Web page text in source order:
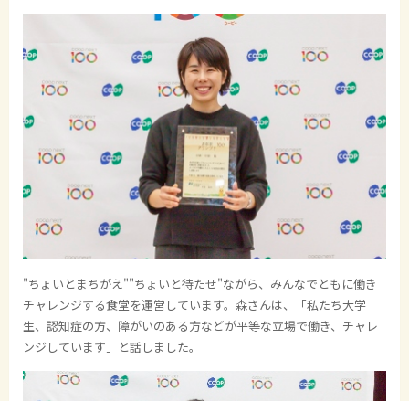
"ちょいとまちがえ""ちょいと待たせ"ながら、みんなでともに働き
チャレンジする食堂を運営しています。森さんは、「私たち大学
生、認知症の方、障がいのある方などが平等な立場で働き、チャレ
ンジしています」と話しました。